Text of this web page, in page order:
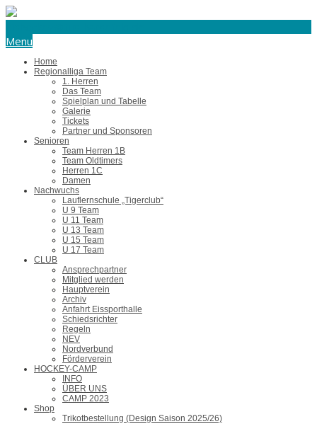
Menu
Home
Regionalliga Team
1. Herren
Das Team
Spielplan und Tabelle
Galerie
Tickets
Partner und Sponsoren
Senioren
Team Herren 1B
Team Oldtimers
Herren 1C
Damen
Nachwuchs
Lauflernschule „Tigerclub“
U 9 Team
U 11 Team
U 13 Team
U 15 Team
U 17 Team
CLUB
Ansprechpartner
Mitglied werden
Hauptverein
Archiv
Anfahrt Eissporthalle
Schiedsrichter
Regeln
NEV
Nordverbund
Förderverein
HOCKEY-CAMP
INFO
ÜBER UNS
CAMP 2023
Shop
Trikotbestellung (Design Saison 2025/26)